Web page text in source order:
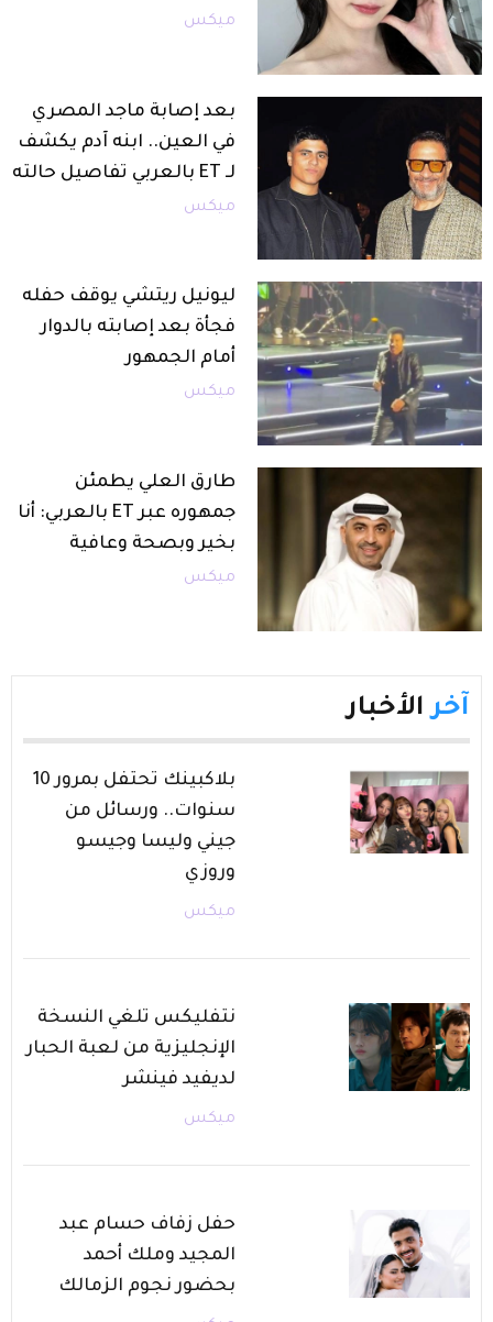
ميكس
بعد إصابة ماجد المصري
في العين.. ابنه آدم يكشف
لـ ET بالعربي تفاصيل حالته
ميكس
ليونيل ريتشي يوقف حفله
فجأة بعد إصابته بالدوار
أمام الجمهور
ميكس
طارق العلي يطمئن
جمهوره عبر ET بالعربي: أنا
بخير وبصحة وعافية
ميكس
آخر الأخبار
بلاكبينك تحتفل بمرور 10
سنوات.. ورسائل من
جيني وليسا وجيسو
وروزي
ميكس
نتفليكس تلغي النسخة
الإنجليزية من لعبة الحبار
لديفيد فينشر
ميكس
حفل زفاف حسام عبد
المجيد وملك أحمد
بحضور نجوم الزمالك